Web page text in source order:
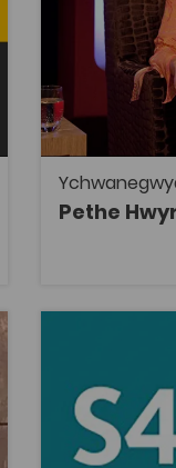
Pethe
Cyfres yn
Cymru.
angen cyfrif
Archif S4C.
Coleg
Portreadau
Portreadau
Tagiau
Cymraeg